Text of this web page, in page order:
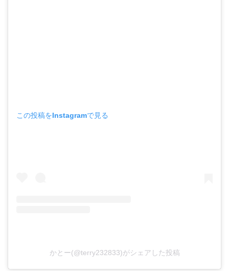
この投稿をInstagramで見る
かとー(@terry232833)がシェアした投稿